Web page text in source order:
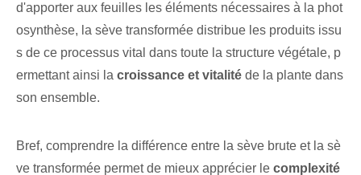
d'apporter aux feuilles les éléments nécessaires à la phot
osynthèse, la sève transformée distribue les produits issu
s de ce processus vital dans toute la structure végétale, p
ermettant ainsi la croissance⁢ et vitalité ‌de la plante dans
son ensemble.
Bref, comprendre la différence entre la sève brute et la sè
ve transformée permet de mieux apprécier le complexité